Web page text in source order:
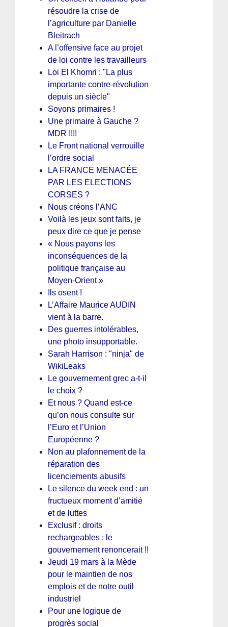
résoudre la crise de
l’agriculture par Danielle
Bleitrach
A l’offensive face au projet
de loi contre les travailleurs
Loi El Khomri : "La plus
importante contre-révolution
depuis un siècle"
Soyons primaires !
Une primaire à Gauche ?
MDR !!!!
Le Front national verrouille
l’ordre social
LA FRANCE MENACÉE
PAR LES ELECTIONS
CORSES ?
Nous créons l’ANC
Voilà les jeux sont faits, je
peux dire ce que je pense
« Nous payons les
inconséquences de la
politique française au
Moyen-Orient »
Ils osent !
L’Affaire Maurice AUDIN
vient à la barre.
Des guerres intolérables,
une photo insupportable.
Sarah Harrison : "ninja" de
WikiLeaks
Le gouvernement grec a-t-il
le choix ?
Et nous ? Quand est-ce
qu’on nous consulte sur
l’Euro et l’Union
Européenne ?
Non au plafonnement de la
réparation des
licenciements abusifs
Le silence du week end : un
fructueux moment d’amitié
et de luttes
Exclusif : droits
rechargeables : le
gouvernement renoncerait !!
Jeudi 19 mars à la Mède
pour le maintien de nos
emplois et de notre outil
industriel
Pour une logique de
progrès social